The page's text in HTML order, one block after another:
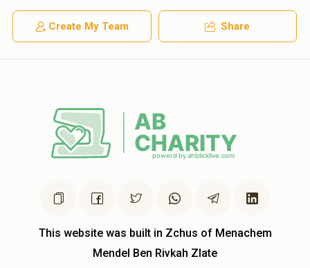
Create My Team Share
This website was built in Zchus of Menachem
Mendel Ben Rivkah Zlate